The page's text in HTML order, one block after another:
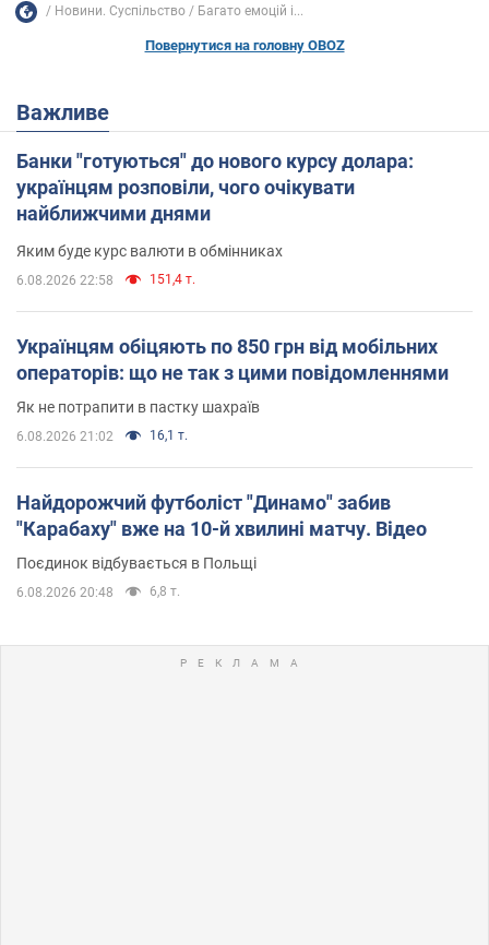
Новини. Суспільство Багато емоцій і...
Повернутися на головну OBOZ
Важливе
Банки "готуються" до нового курсу долара:
українцям розповіли, чого очікувати
найближчими днями
Яким буде курс валюти в обмінниках
6.08.2026 22:58 151,4 т.
Українцям обіцяють по 850 грн від мобільних
операторів: що не так з цими повідомленнями
Як не потрапити в пастку шахраїв
6.08.2026 21:02 16,1 т.
Найдорожчий футболіст "Динамо" забив
"Карабаху" вже на 10-й хвилині матчу. Відео
Поєдинок відбувається в Польщі
6.08.2026 20:48 6,8 т.